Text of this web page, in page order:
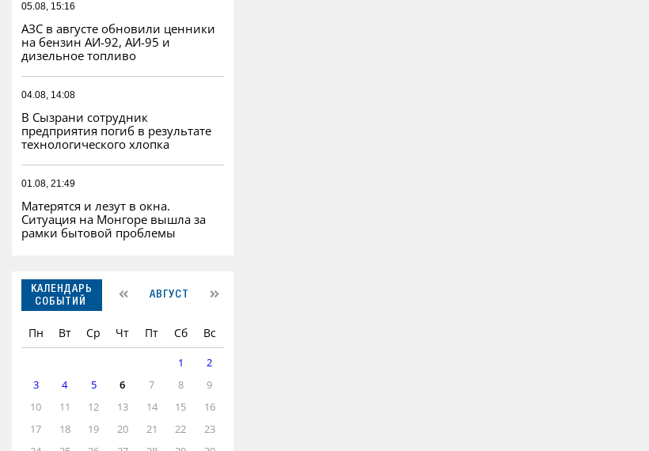
05.08, 15:16
АЗС в августе обновили ценники
на бензин АИ-92, АИ-95 и
дизельное топливо
04.08, 14:08
В Сызрани сотрудник
предприятия погиб в результате
технологического хлопка
01.08, 21:49
Матерятся и лезут в окна.
Ситуация на Монгоре вышла за
рамки бытовой проблемы
КАЛЕНДАРЬ
СОБЫТИЙ
АВГУСТ
Пн Вт Ср Чт Пт Сб Вс
1
2
3
4 5 6 7 8
9
10
11 12 13 14 15
16
17
18 19 20 21 22
23